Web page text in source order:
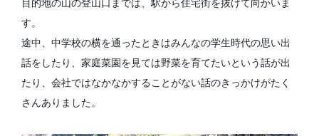
目的地の山の登山口までは、駅から住宅街を抜けて向かいま
す。
途中、中学校の横を通ったときはみんなの学生時代の思い出
話をしたり、家庭菜園を見ては野菜を育てたいという話が出
たり、会社ではなかなかすることがない話のきっかけがたく
さんありました。